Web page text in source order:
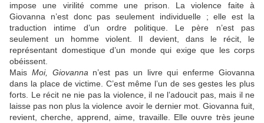
impose une virilité comme une prison. La violence faite à
Giovanna n’est donc pas seulement individuelle ; elle est la
traduction intime d’un ordre politique. Le père n’est pas
seulement un homme violent. Il devient, dans le récit, le
représentant domestique d’un monde qui exige que les corps
obéissent.
Mais Moi, Giovanna n’est pas un livre qui enferme Giovanna
dans la place de victime. C’est même l’un de ses gestes les plus
forts. Le récit ne nie pas la violence, il ne l’adoucit pas, mais il ne
laisse pas non plus la violence avoir le dernier mot. Giovanna fuit,
revient, cherche, apprend, aime, travaille. Elle ouvre très jeune